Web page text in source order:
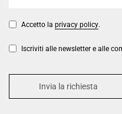
Accetto la privacy policy.
Iscriviti alle newsletter e alle